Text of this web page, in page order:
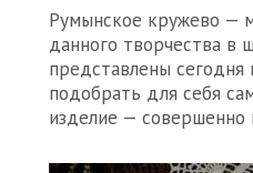
Румынское кружево —
данного творчества в
представлены
подобрать для себя
изделие — совершенно